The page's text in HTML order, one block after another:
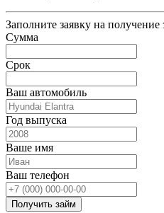
Заполните заявку на
Сумма
Срок
Ваш автомобиль
Год выпуска
Ваше имя
Ваш телефон
Получить займ